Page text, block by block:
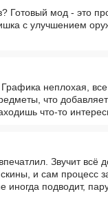
Готовый мод - это
с улучшением
неплохая,
что
что-то
Звучит
и сам процесс
иногда подводит,